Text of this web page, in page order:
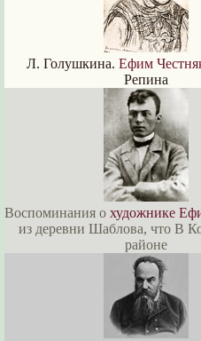
Л. Голушкина. Ефим
Репина
Воспоминания о художнике
из деревни Шаблова, что В
районе